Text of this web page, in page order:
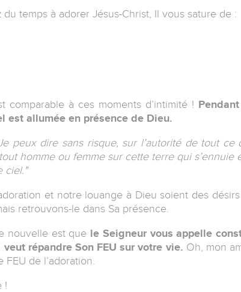
du temps à adorer Jésus-Christ, Il vous sature de :
comparable à ces moments d’intimité !
est allumée en présence de Dieu.
peux dire sans risque, sur l’autorité de tout
homme ou femme sur cette terre qui s’ennuie
ciel."
et notre louange à Dieu soient des
retrouvons-le dans Sa présence.
nouvelle est que le Seigneur vous appelle
veut répandre Son FEU sur votre vie. Oh, mon
de l’adoration.
!